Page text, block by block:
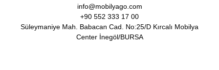
info@mobilyago.com
+90 552 333 17 00
Süleymaniye Mah. Babacan Cad. No:25/D Kırcalı Mobilya
Center İnegöl/BURSA